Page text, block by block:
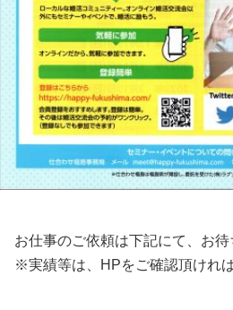
お仕事のご依頼は下記にて、お待
※実績等は、HPをご確認頂ければ